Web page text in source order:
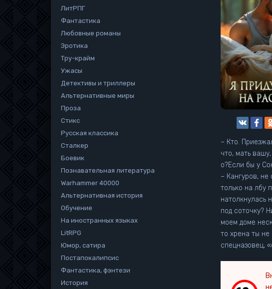
– Кто.
что, мать
о?Если бы у
– Кангуров,
только на лбу
натолкнулась
под соточку?
моем доме
то хрена ты
спецназовец,
ЛитРПГ
Фантастика
Любовные романы
Эротика
Тру-крайм
Ужасы
Детективы и триллеры
Альтернативные миры
Проза
Стикс
Русская классика
Сталкер
Боевик
Познавательная литература
Warhammer 40000
Альтернативная история
Обучение
На иностранных языках
LitRPG
Юмор, сатира
Постапокалипсис
Фантастика, фэнтези
История